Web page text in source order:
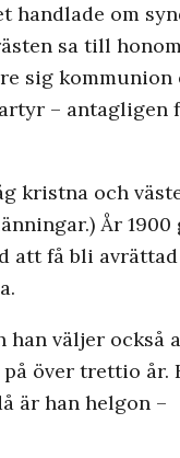
handlade om
sa till
sig kommunion
– antagligen
kristna och
År 1900
att få bli
väljer också
över trettio år.
är han helgon –